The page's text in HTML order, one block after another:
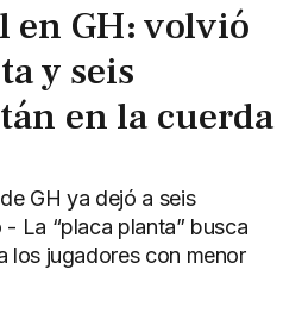
en GH: volvió
y seis
en la cuerda
GH ya dejó a seis
La “placa planta” busca
los jugadores con menor